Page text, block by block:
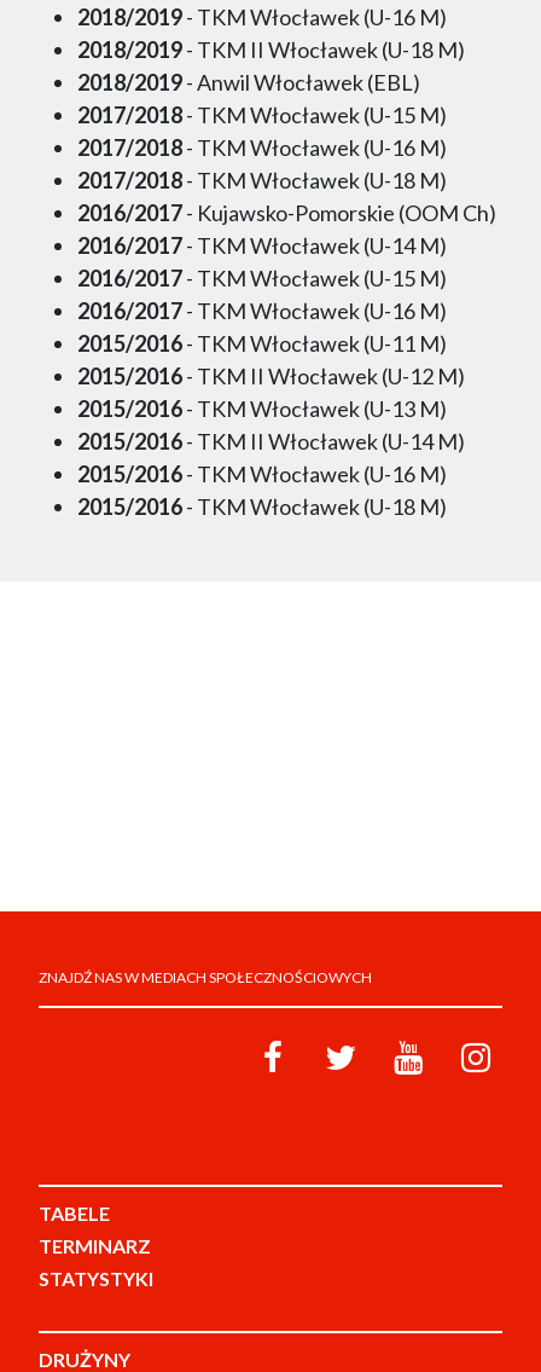
2018/2019- TKM Włocławek (U-16 M)
2018/2019- TKM II Włocławek (U-18 M)
2018/2019- Anwil Włocławek (EBL)
2017/2018- TKM Włocławek (U-15 M)
2017/2018- TKM Włocławek (U-16 M)
2017/2018- TKM Włocławek (U-18 M)
2016/2017- Kujawsko-Pomorskie (OOM Ch)
2016/2017- TKM Włocławek (U-14 M)
2016/2017- TKM Włocławek (U-15 M)
2016/2017- TKM Włocławek (U-16 M)
2015/2016- TKM Włocławek (U-11 M)
2015/2016- TKM II Włocławek (U-12 M)
2015/2016- TKM Włocławek (U-13 M)
2015/2016- TKM II Włocławek (U-14 M)
2015/2016- TKM Włocławek (U-16 M)
2015/2016- TKM Włocławek (U-18 M)
ZNAJDŹ NAS W MEDIACH SPOŁECZNOŚCIOWYCH
TABELE
TERMINARZ
STATYSTYKI
DRUŻYNY